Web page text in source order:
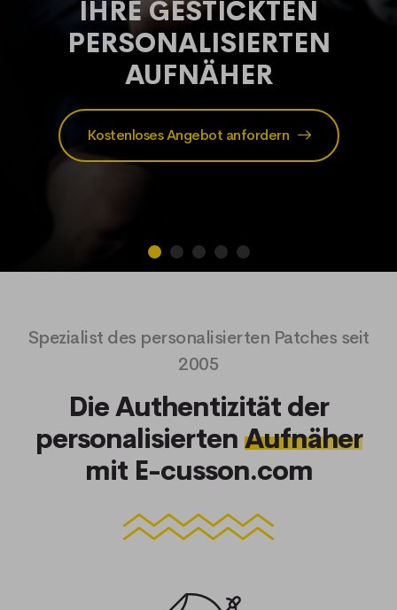
IHRE GESTICKTEN
PERSONALISIERTEN
AUFNÄHER
Kostenloses Angebot anfordern
Spezialist des personalisierten Patches seit
2005
Die Authentizität der
personalisierten Aufnäher
mit E-cusson.com